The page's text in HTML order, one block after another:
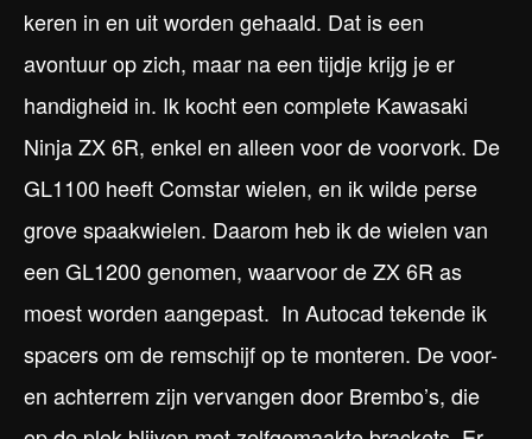
keren in en uit worden gehaald. Dat is een
avontuur op zich, maar na een tijdje krijg je er
handigheid in. Ik kocht een complete Kawasaki
Ninja ZX 6R, enkel en alleen voor de voorvork. De
GL1100 heeft Comstar wielen, en ik wilde perse
grove spaakwielen. Daarom heb ik de wielen van
een GL1200 genomen, waarvoor de ZX 6R as
moest worden aangepast. In Autocad tekende ik
spacers om de remschijf op te monteren. De voor-
en achterrem zijn vervangen door Brembo’s, die